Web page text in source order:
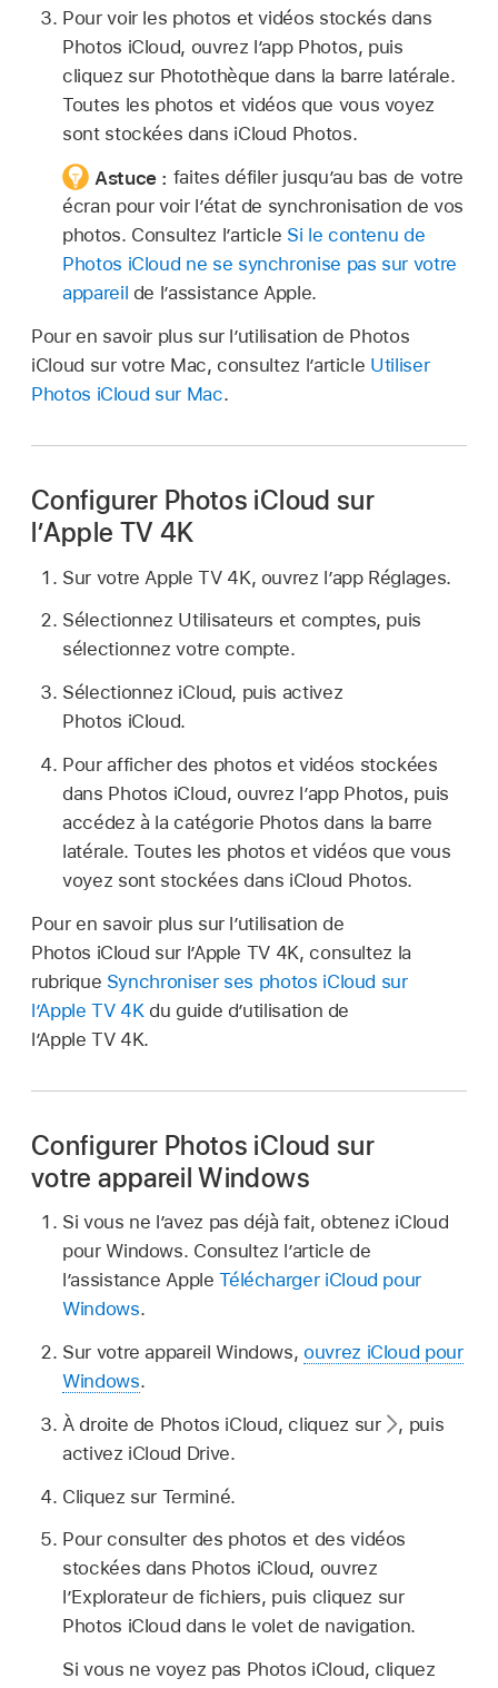
Pour voir les photos et vidéos stockés dans
Photos iCloud, ouvrez l’app Photos, puis
cliquez sur Photothèque dans la barre latérale.
Toutes les photos et vidéos que vous voyez
sont stockées dans iCloud Photos.
Astuce : faites défiler jusqu’au bas de votre
écran pour voir l’état de synchronisation de vos
photos. Consultez l’article Si le contenu de
Photos iCloud ne se synchronise pas sur votre
appareil de l’assistance Apple.
Pour en savoir plus sur l’utilisation de Photos
iCloud sur votre Mac, consultez l’article Utiliser
Photos iCloud sur Mac.
Configurer Photos iCloud sur
l’Apple TV 4K
Sur votre Apple TV 4K, ouvrez l’app Réglages.
Sélectionnez Utilisateurs et comptes, puis
sélectionnez votre compte.
Sélectionnez iCloud, puis activez
Photos iCloud.
Pour afficher des photos et vidéos stockées
dans Photos iCloud, ouvrez l’app Photos, puis
accédez à la catégorie Photos dans la barre
latérale. Toutes les photos et vidéos que vous
voyez sont stockées dans iCloud Photos.
Pour en savoir plus sur l’utilisation de
Photos iCloud sur l’Apple TV 4K, consultez la
rubrique Synchroniser ses photos iCloud sur
l’Apple TV 4K du guide d’utilisation de
l’Apple TV 4K.
Configurer Photos iCloud sur
votre appareil Windows
Si vous ne l’avez pas déjà fait, obtenez iCloud
pour Windows. Consultez l’article de
l’assistance AppleTélécharger iCloud pour
Windows.
Sur votre appareil Windows,ouvrez iCloud pour
Windows.
À droite de Photos iCloud, cliquez sur
, puis
activez iCloud Drive.
Cliquez sur Terminé.
Pour consulter des photos et des vidéos
stockées dans Photos iCloud, ouvrez
l’Explorateur de fichiers, puis cliquez sur
Photos iCloud dans le volet de navigation.
Si vous ne voyez pas Photos iCloud, cliquez